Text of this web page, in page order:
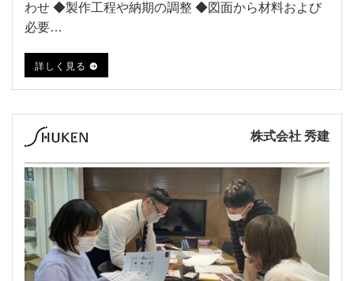
わせ ◆製作工程や納期の調整 ◆図面から材料および
必要…
詳しく見る
株式会社 秀建